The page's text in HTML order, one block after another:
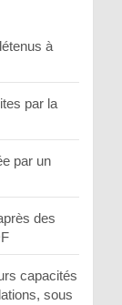
à
par la
par un
des
capacités
sous